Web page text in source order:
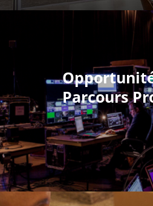
Parcours